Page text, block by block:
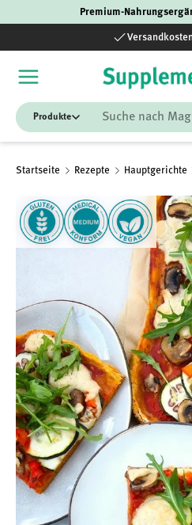
Premium-
Suchen
Startseite Rezepte Hauptgerichte